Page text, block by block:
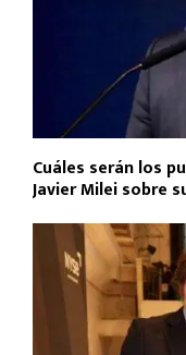
Cuáles serán los
Javier Milei sobre